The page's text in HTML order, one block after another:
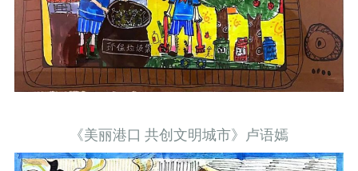
《美丽港口 共创文明城市》卢语嫣